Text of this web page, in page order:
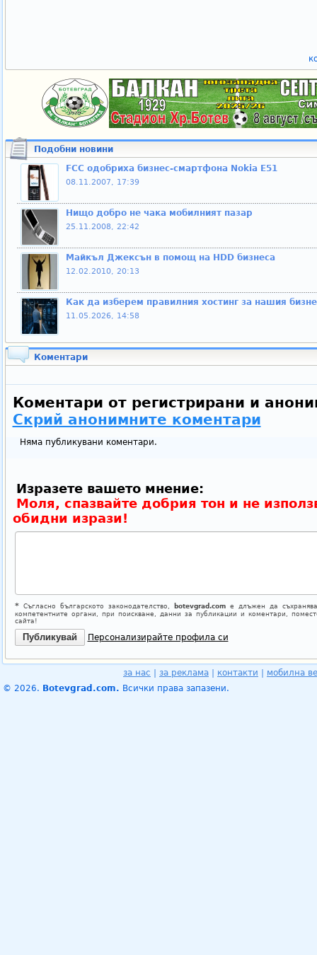
Подобни новини
FCC одобриха бизнес-смартфона Nokia E51
08.11.2007, 17:39
Нищо добро не чака мобилният пазар
25.11.2008, 22:42
Майкъл Джексън в помощ на HDD бизнеса
12.02.2010, 20:13
Как да изберем правилния хостинг за нашия
11.05.2026, 14:58
Коментари
Коментари от регистрирани и
Скрий анонимните коментари
Няма публикувани коментари.
Изразете вашето мнение:
Моля, спазвайте добрия тон и не
обидни изрази!
*Съгласно българското законодателство, botevgrad.comе длъжен да
компетентните органи, при поискване, данни за публикации и коментари,
сайта!
Персонализирайте профила си
за нас за реклама контакти
мобилна
© 2026. Botevgrad.com. Всички права запазени.